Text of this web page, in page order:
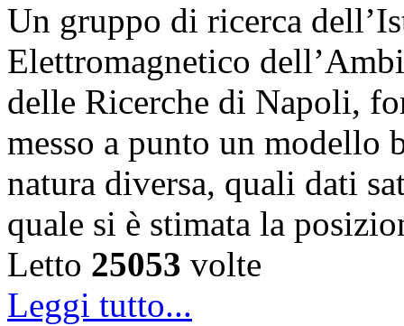
Un gruppo di ricerca
Elettromagnetico
delle Ricerche di Napoli,
messo a punto un modello
natura diversa, quali dati
quale si è stimata la
Letto 25053 volte
Leggi tutto...